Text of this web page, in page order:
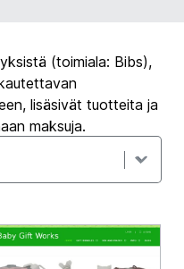
(toimiala: Bibs),
lisäsivät tuotteita ja
maksuja.